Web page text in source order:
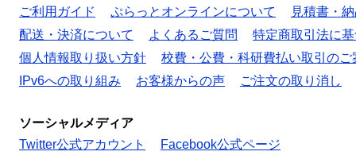
ご利用ガイド ぷらっとオンラインについて
見積書・
配送・決済について
よくあるご質問
特定商取引法に
個人情報取り扱い方針
校費・公費・科研費払い取引のご
IPv6への取り組み
お客様からの声 ご注文の取り消し
ソーシャルメディア
Twitter公式アカウント
Facebook公式ページ